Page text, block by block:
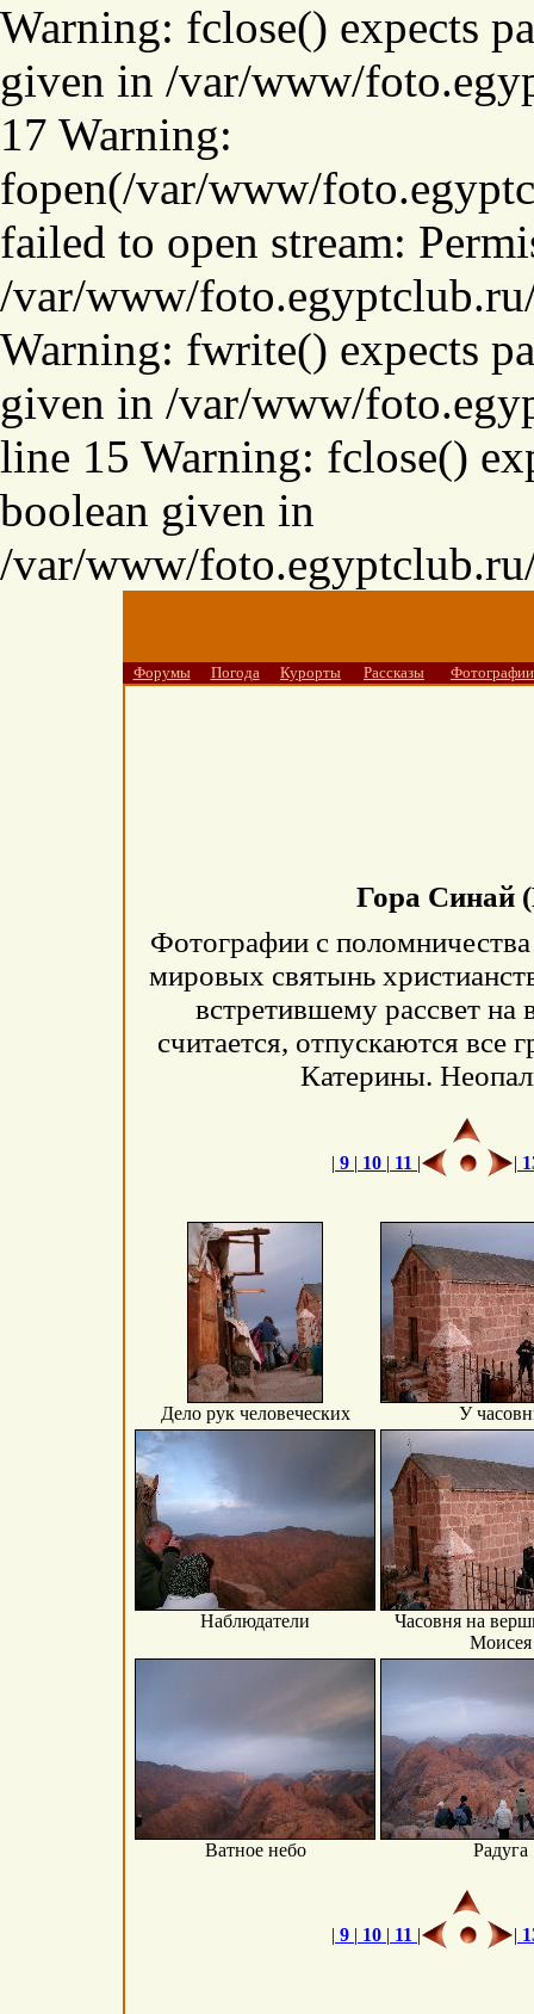
Warning: fclose() expects
given in /var/www/
17 Warning:
fopen(/var/www/
failed to open stream:
/var/www/
Warning: fwrite() expects
given in /var/www/
line 15 Warning: fclose()
boolean given in
/var/www/
Форумы Погода Курорты Рассказы Фотографии
Гора Синай
Фотографии с
мировых святынь
встретившему рассвет на
считается, отпускаются все
Катерины.
| 9 | 10 | 11 | |
Дело рук человеческих У
Наблюдатели
Часовня на
Моисея
Ватное небо Радуга
| 9 | 10 | 11 | |